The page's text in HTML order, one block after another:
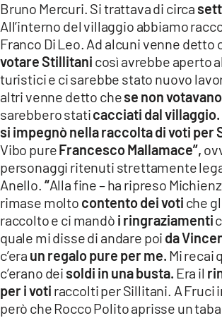
Bruno Mercuri. Si trattava di circa
All’interno del villaggio abbiamo
Franco Di Leo. Ad alcuni venne detto
votare Stillitani così avrebbe aperto
turistici e ci sarebbe stato nuovo
altri venne detto chese non votavano
sarebbero staticacciati dal villaggio.
si impegnò nella raccolta di voti per
Vibo pureFrancesco Mallamace”,
personaggi ritenuti strettamente
Anello. “Alla fine – ha ripreso
rimase molto contento dei voti che
raccolto e ci mandò i ringraziamenti
quale mi disse di andare poi da
c’era un regalo pure per me. Mi recai
c’erano dei soldi in una busta. Era il
per i voti raccolti per Sillitani. A Fruci
però che Rocco Polito aprisse un